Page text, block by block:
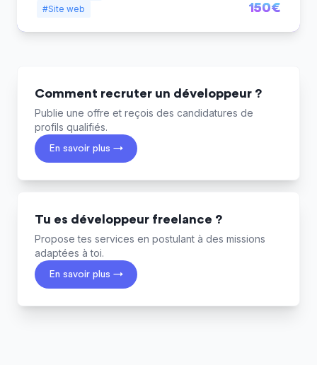
#Site web
150€
Comment recruter un développeur ?
Publie une offre et reçois des candidatures de
profils qualifiés.
En savoir plus →
Tu es développeur freelance ?
Propose tes services en postulant à des missions
adaptées à toi.
En savoir plus →